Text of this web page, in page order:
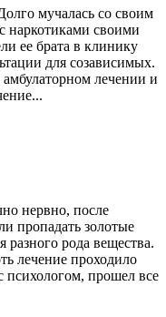
мучалась со своим
наркотиками своими
ее брата в клинику
для созависимых.
лечении и
нервно, после
пропадать золотые
рода вещества.
лечение проходило
психологом, прошел все